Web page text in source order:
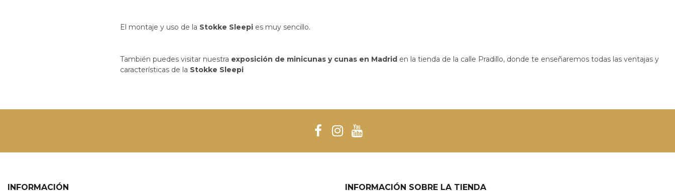
El montaje y uso de la Stokke Sleepi es muy sencillo.
También puedes visitar nuestra exposición de minicunas y cunas en Madrid en la tienda de la calle Pradillo, donde te enseñaremos todas las ventajas y
características de la Stokke Sleepi
INFORMACIÓN INFORMACIÓN SOBRE LA TIENDA